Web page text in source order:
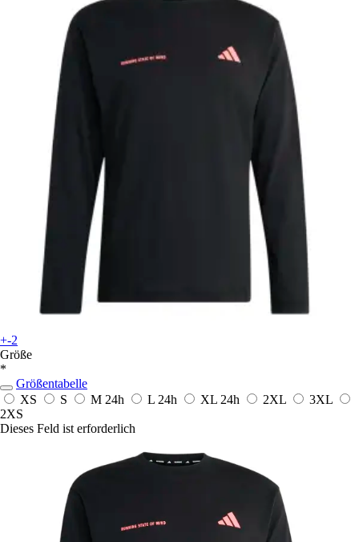
+-2
Größe
*
Größentabelle
XS
S M 24h L 24h XL 24h 2XL
3XL
2XS
Dieses Feld ist erforderlich